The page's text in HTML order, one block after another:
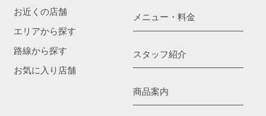
お近くの店舗
エリアから探す
路線から探す
お気に入り店舗
メニュー・料金
スタッフ紹介
商品案内